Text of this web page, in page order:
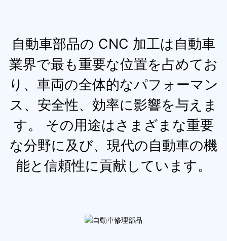
自動車部品の CNC 加工は自動車
業界で最も重要な位置を占めてお
り、車両の全体的なパフォーマン
ス、安全性、効率に影響を与えま
す。 その用途はさまざまな重要
な分野に及び、現代の自動車の機
能と信頼性に貢献しています。